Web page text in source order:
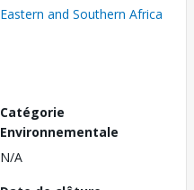
Eastern and Southern Africa
Catégorie
Environnementale
N/A